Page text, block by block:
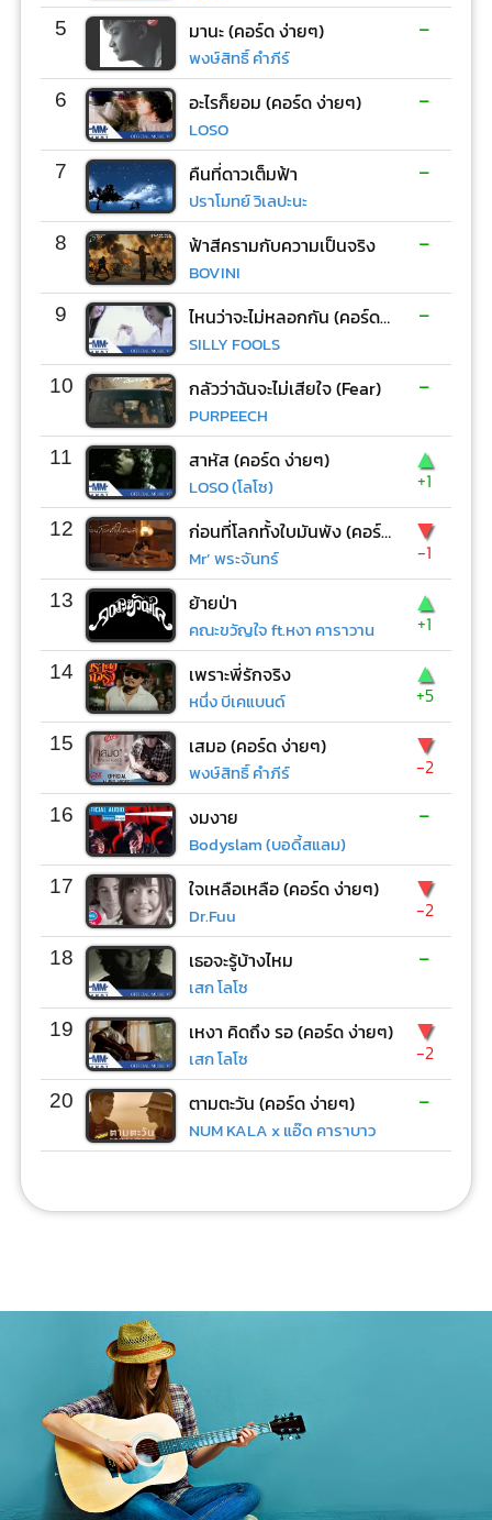
5 มานะ (คอร์ด ง่ายๆ)
พงษ์สิทธิ์ คำภีร์
-
6 อะไรก็ยอม (คอร์ด ง่ายๆ)
LOSO
-
7 คืนที่ดาวเต็มฟ้า
ปราโมทย์ วิเลปะนะ
-
8 ฟ้าสีครามกับความเป็นจริง
BOVINI
-
9 ไหนว่าจะไม่หลอกกัน (คอร์ด ง่ายๆ)
SILLY FOOLS
-
10 กลัวว่าฉันจะไม่เสียใจ (Fear)
PURPEECH
-
11 สาหัส (คอร์ด ง่ายๆ)
LOSO (โลโซ)
▲
+1
12 ก่อนที่โลกทั้งใบมันพัง (คอร์ด ง่ายๆ)
Mr’ พระจันทร์
▼
-1
13 ย้ายป่า
คณะขวัญใจ ft.หงา คาราวาน
▲
+1
14 เพราะพี่รักจริง
หนึ่ง บีเคแบนด์
▲
+5
15 เสมอ (คอร์ด ง่ายๆ)
พงษ์สิทธิ์ คำภีร์
▼
-2
16 งมงาย
Bodyslam (บอดี้สแลม)
-
17 ใจเหลือเหลือ (คอร์ด ง่ายๆ)
Dr.Fuu
▼
-2
18 เธอจะรู้บ้างไหม
เสก โลโซ
-
19 เหงา คิดถึง รอ (คอร์ด ง่ายๆ)
เสก โลโซ
▼
-2
20 ตามตะวัน (คอร์ด ง่ายๆ)
NUM KALA x แอ๊ด คาราบาว
-